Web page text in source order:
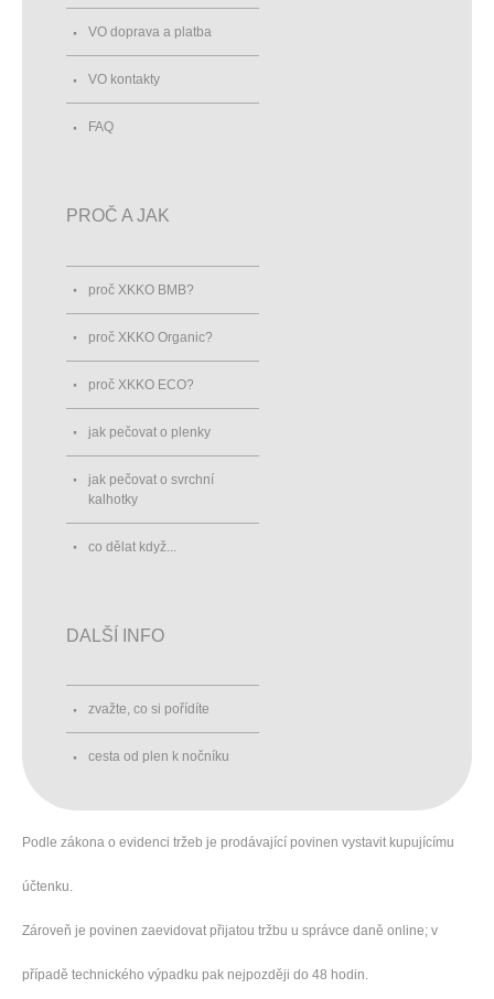
VO doprava a platba
VO kontakty
FAQ
PROČ A JAK
proč XKKO BMB?
proč XKKO Organic?
proč XKKO ECO?
jak pečovat o plenky
jak pečovat o svrchní
kalhotky
co dělat když...
DALŠÍ INFO
zvažte, co si pořídíte
cesta od plen k nočníku
Podle zákona o evidenci tržeb je prodávající povinen vystavit kupujícímu
účtenku.
Zároveň je povinen zaevidovat přijatou tržbu u správce daně online; v
případě technického výpadku pak nejpozději do 48 hodin.